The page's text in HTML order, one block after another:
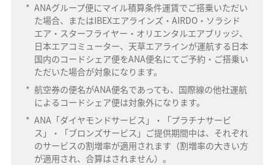
* ANAグループ便にマイル積算条件運賃でご搭乗いただい
た場合、またはIBEXエアラインズ・AIRDO・ソラシド
エア・スターフライヤー・オリエンタルエアブリッジ、
日本エアコミューター、天草エアラインが運航する日本
国内のコードシェア便をANA便名にてご予約・ご搭乗い
ただいた場合が対象になります。
* 航空券の便名がANA便名であっても、国際線の他社運航
によるコードシェア便は対象外になります。
* ANA「ダイヤモンドサービス」・「プラチナサービ
ス」・「ブロンズサービス」ご提供期間中は、それぞれ
のサービスの割増率が適用されます（割増率の大きい方
が適用され、合算はされません）。